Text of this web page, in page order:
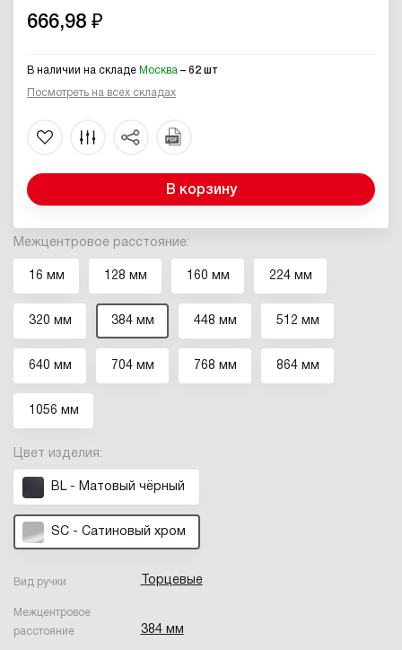
Межцентровое расстояние:
16 мм 128 мм 160 мм 224 мм
320 мм 384 мм 448 мм 512 мм
640 мм 704 мм 768 мм 864 мм
1056 мм
Цвет изделия:
BL - Матовый чёрный
SC - Сатиновый хром
Вид ручки Торцевые
Межцентровое
расстояние
384 мм
666,98 ₽
В наличии на складе Москва – 62 шт
Посмотреть на всех складах
В корзину